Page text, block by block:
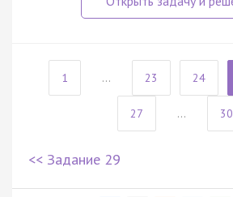
1 ... 23 24
27 ... 30
<< Задание 29